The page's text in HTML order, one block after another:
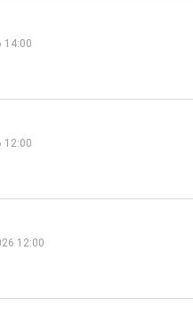
14:00
12:00
12:00